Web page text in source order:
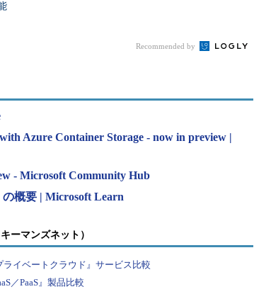
Recommended by
Azure Container Storage - now in preview |
- Microsoft Community Hub
概要 | Microsoft Learn
ーマンズネット）
イベートクラウド』サービス比較
／PaaS』製品比較